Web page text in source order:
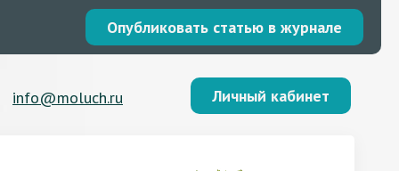
Опубликовать статью в журнале
info@moluch.ru Личный кабинет